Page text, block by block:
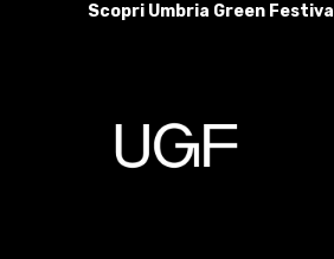
Scopri Umbria Green Festival